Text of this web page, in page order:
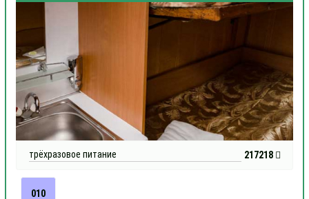
трёхразовое питание 217218
010